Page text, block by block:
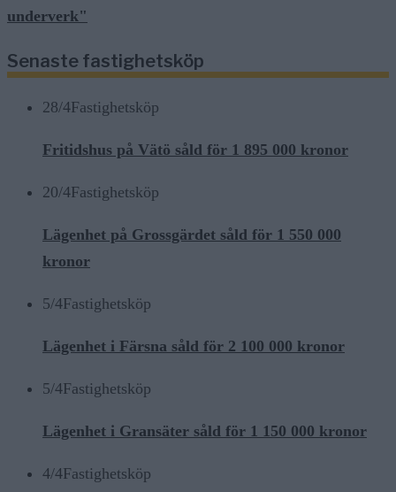
underverk"
Senaste fastighetsköp
28/4Fastighetsköp
Fritidshus på Vätö såld för 1 895 000 kronor
20/4Fastighetsköp
Lägenhet på Grossgärdet såld för 1 550 000
kronor
5/4Fastighetsköp
Lägenhet i Färsna såld för 2 100 000 kronor
5/4Fastighetsköp
Lägenhet i Gransäter såld för 1 150 000 kronor
4/4Fastighetsköp